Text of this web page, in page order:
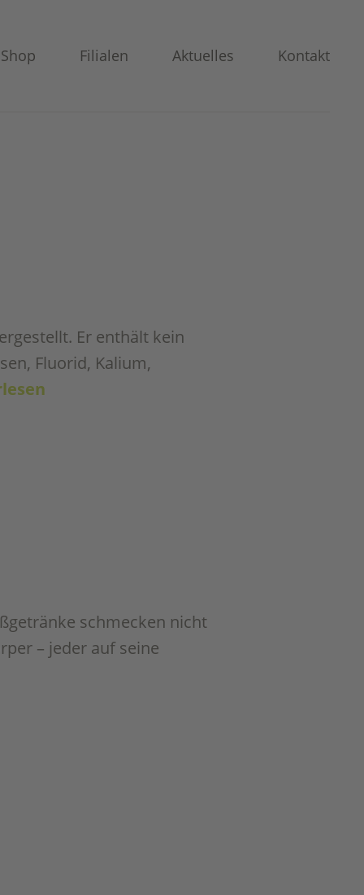
Shop Filialen Aktuelles Kontakt
Er enthält kein
Fluorid, Kalium,
schmecken nicht
– jeder auf seine